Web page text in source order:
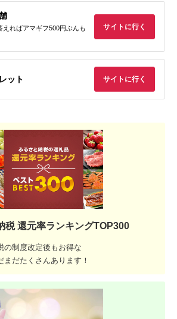
えればアマギフ500円ぶんも
サイトに行く
ット サイトに行く
税 還元率ランキングTOP300
の制度改定後もお得な
まだたくさんあります！